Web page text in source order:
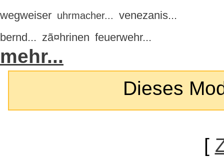
wegweiser uhrmacher... venezanis...
bernd... zã¤hrinen feuerwehr...
mehr...
Dieses
[